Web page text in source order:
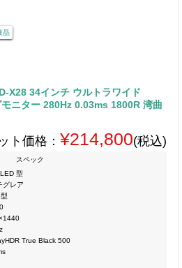
晶
X28 34インチ ウルトラワイド
ニター 280Hz 0.03ms 1800R 湾曲
ト価格： ¥214,800(税込)
スペック
型
グレア
True Black 500